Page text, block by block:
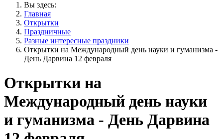
Вы здесь:
Главная
Открытки
Праздничные
Разные интересные праздники
Открытки на Международный день науки и гуманизма -
День Дарвина 12 февраля
Открытки на
Международный день науки
и гуманизма - День Дарвина